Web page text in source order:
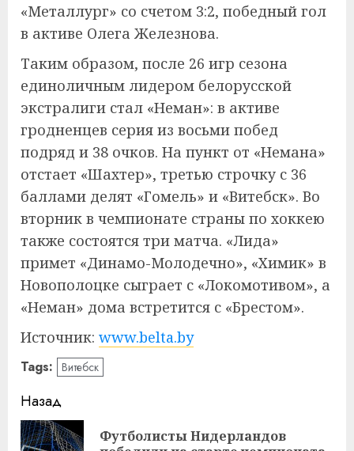
«Металлург» со счетом 3:2, победный гол
в активе Олега Железнова.
Таким образом, после 26 игр сезона
единоличным лидером белорусской
экстралиги стал «Неман»: в активе
гродненцев серия из восьми побед
подряд и 38 очков. На пункт от «Немана»
отстает «Шахтер», третью строчку с 36
баллами делят «Гомель» и «Витебск». Во
вторник в чемпионате страны по хоккею
также состоятся три матча. «Лида»
примет «Динамо-Молодечно», «Химик» в
Новополоцке сыграет с «Локомотивом», а
«Неман» дома встретится с «Брестом».
Источник: www.belta.by
Tags: Витебск
Навигация
записи
Назад
Футболисты Нидерландов